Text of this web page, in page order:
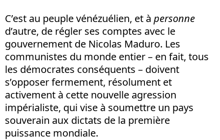
C’est au peuple vénézuélien, et à personne
d’autre, de régler ses comptes avec le
gouvernement de Nicolas Maduro. Les
communistes du monde entier – en fait, tous
les démocrates conséquents – doivent
s’opposer fermement, résolument et
activement à cette nouvelle agression
impérialiste, qui vise à soumettre un pays
souverain aux dictats de la première
puissance mondiale.